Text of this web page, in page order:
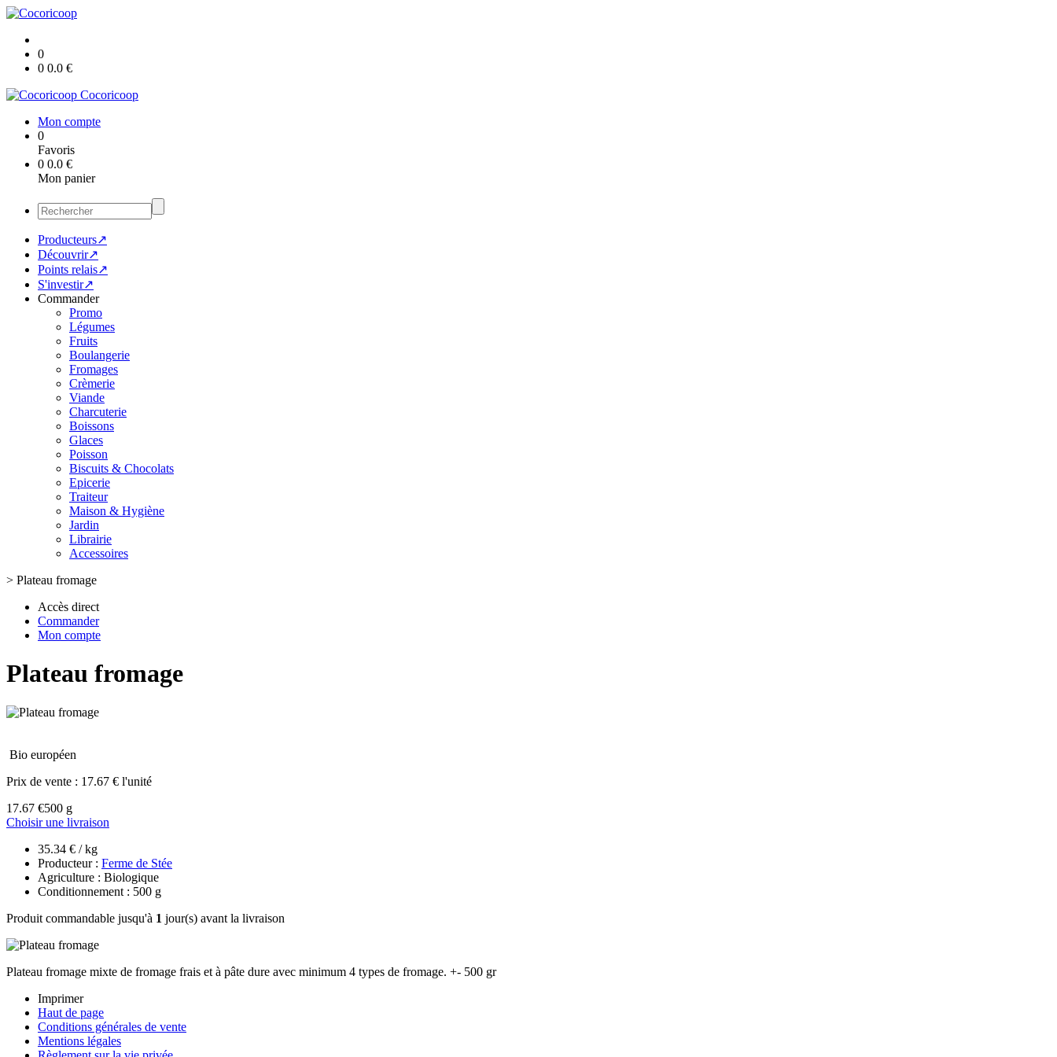
0
0 0.0 €
Cocoricoop
Mon compte
0
Favoris
0 0.0 €
Mon panier
Producteurs↗
Découvrir↗
Points relais↗
S'investir↗
Commander
Promo
Légumes
Fruits
Boulangerie
Fromages
Crèmerie
Viande
Charcuterie
Boissons
Glaces
Poisson
Biscuits & Chocolats
Epicerie
Traiteur
Maison & Hygiène
Jardin
Librairie
Accessoires
> Plateau fromage
Accès direct
Commander
Mon compte
Plateau fromage
Bio européen
Prix de vente : 17.67 € l'unité
17.67 €500 g
Choisir une livraison
35.34 € / kg
Producteur : Ferme de Stée
Agriculture : Biologique
Conditionnement : 500 g
Produit commandable jusqu'à 1 jour(s) avant la livraison
Plateau fromage mixte de fromage frais et à pâte dure avec minimum 4 types de fromage. +- 500 gr
Imprimer
Haut de page
Conditions générales de vente
Mentions légales